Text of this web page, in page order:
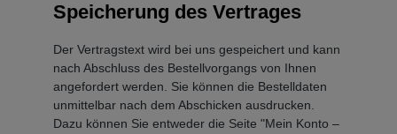
Speicherung des Vertrages
Der Vertragstext wird bei uns gespeichert und kann
nach Abschluss des Bestellvorgangs von Ihnen
angefordert werden. Sie können die Bestelldaten
unmittelbar nach dem Abschicken ausdrucken.
Dazu können Sie entweder die Seite "Mein Konto –